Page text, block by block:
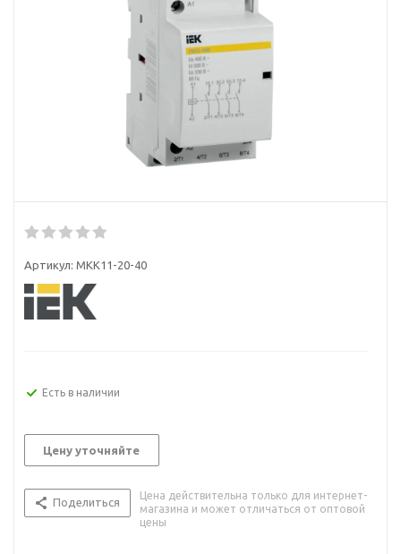
Артикул: MKK11-20-40
Есть в наличии
Цену уточняйте
Поделиться
Цена действительна только для интернет-
магазина и может отличаться от оптовой
цены